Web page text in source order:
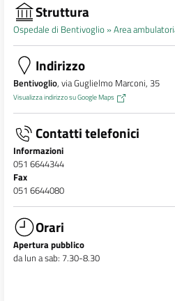
Struttura
Ospedale di Bentivoglio »Area
Indirizzo
Bentivoglio, via Guglielmo Marconi, 35
Visualizza indirizzo su Google Maps
Contatti telefonici
Informazioni
051 6644344
Fax
051 6644080
Orari
Apertura pubblico
da lun a sab: 7.30-8.30